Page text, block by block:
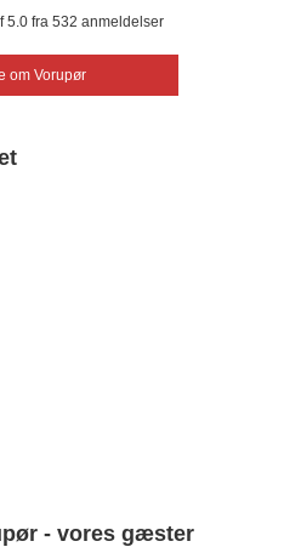
om Vorupør
5.0 fra 532 anmeldelser
- vores gæster